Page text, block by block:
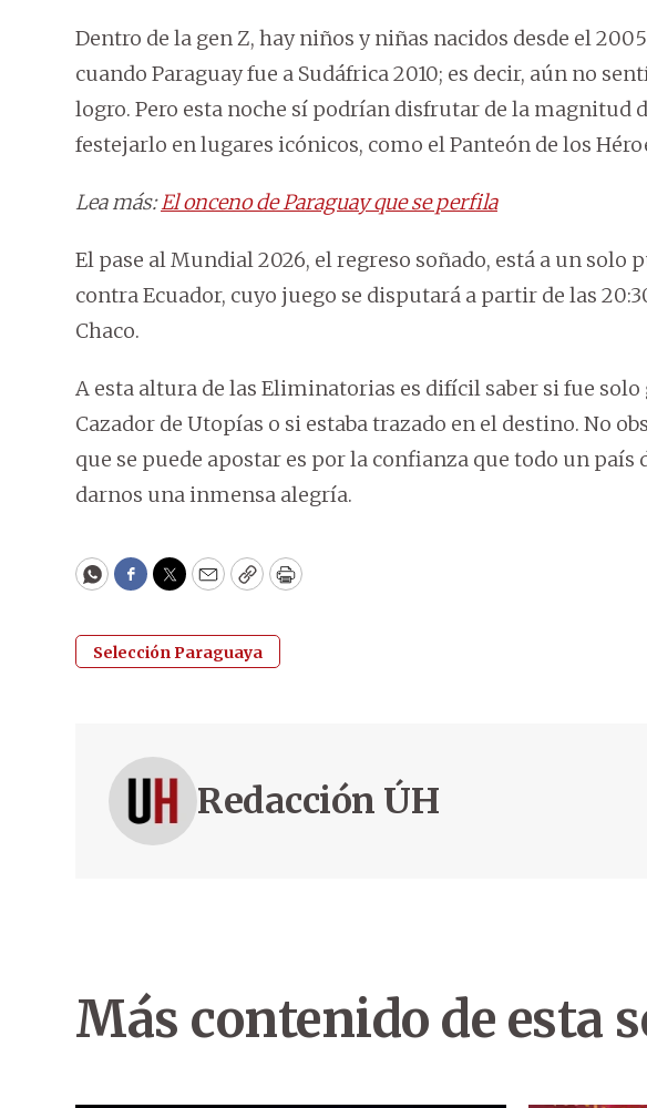
Dentro de la gen Z, hay niños y niñas nacidos desde el
cuando Paraguay fue a Sudáfrica 2010; es decir, aún no
logro. Pero esta noche sí podrían disfrutar de la magnitud
festejarlo en lugares icónicos, como el Panteón de los
Lea más:El onceno de Paraguay que se perfila
El pase al Mundial 2026, el regreso soñado, está a un solo
contra Ecuador, cuyo juego se disputará a partir de las
Chaco.
A esta altura de las Eliminatorias es difícil saber si fue
Cazador de Utopías o si estaba trazado en el destino. No
que se puede apostar es por la confianza que todo un país
darnos una inmensa alegría.
WhatsApp
Facebook
Twitter
EmailCopyPrint
Selección Paraguaya
Redacción ÚH
Más contenido de esta